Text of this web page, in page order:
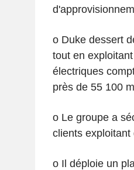
o Duke dessert
tout en
électriques
près de 55 100
o Le groupe a
clients exploitant
o Il déploie un